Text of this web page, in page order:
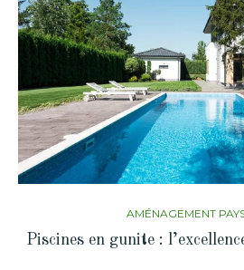
AMÉNAGEMENT
Piscines en gunite :